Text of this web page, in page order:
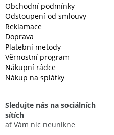
Obchodní podmínky
Odstoupení od smlouvy
Reklamace
Doprava
Platební metody
Věrnostní program
Nákupní rádce
Nákup na splátky
Sledujte nás na sociálních
sítích
ať Vám nic neunikne